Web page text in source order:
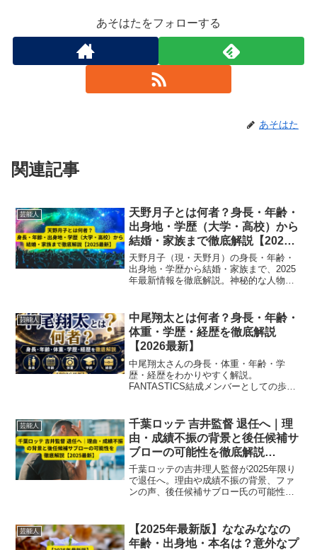
あそはたをフォローする
あそはた
関連記事
芸能人
天野月子とは何者？身長・年齢・
出身地・学歴（大学・高校）から
結婚・家族まで徹底解説【2025
最新】
天野月子（現・天野月）の身長・年齢・
出身地・学歴から結婚・家族まで、2025
年最新情報を徹底解説。神秘的な人物像
芸能人
中尾翔太とは何者？身長・年齢・
体重・学歴・経歴を徹底解説
【2026最新】
中尾翔太さんの身長・体重・年齢・学
歴・経歴をわかりやすく解説。
FANTASTICS結成メンバーとしての歩み
芸能人
千葉ロッテ 吉井監督 退任へ｜理
由・成績不振の背景と後任候補サ
ブローの可能性を徹底解説
【2025最新】
千葉ロッテの吉井理人監督が2025年限り
で退任へ。理由や成績不振の背景、ファ
ンの声、後任候補サブロー氏の可能性ま
芸能人
【2025年最新版】ななみななの
年齢・出身地・本名は？意外なプ